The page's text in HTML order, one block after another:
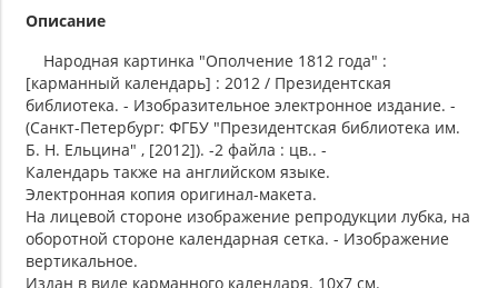
Описание
Народная картинка "Ополчение 1812 года" :
[карманный календарь] : 2012 / Президентская
библиотека. - Изобразительное электронное издание. -
(Санкт-Петербург: ФГБУ "Президентская библиотека им.
Б. Н. Ельцина" , [2012]). -2 файла : цв.. -
Календарь также на английском языке.
Электронная копия оригинал-макета.
На лицевой стороне изображение репродукции лубка, на
оборотной стороне календарная сетка. - Изображение
вертикальное.
Издан в виде карманного календаря. 10х7 см.